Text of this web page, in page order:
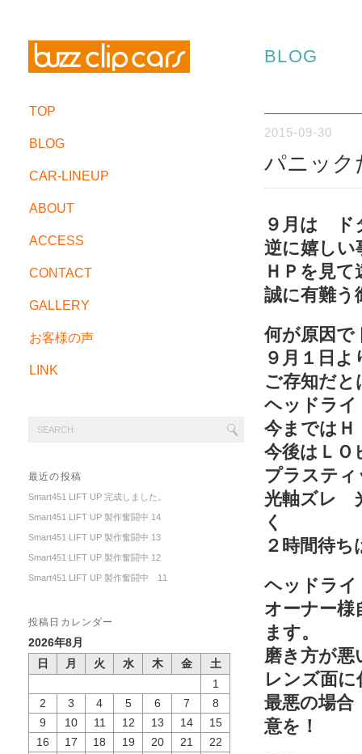
TOP
BLOG
CAR-LINEUP
ABOUT
ACCESS
CONTACT
GALLERY
お客様の声
LINK
最近の投稿
Smart451 LIFT UP 完成しました。
Smart451 LIFT UP 製作奮闘中 14
Smart451 LIFT UP 製作奮闘中 13
Smart451 LIFT UP 製作奮闘中 12
Smart451 LIFT UP 製作奮闘中 11
投稿日カレンダー
2026年8月
日
月 火 水 木 金
土
1
2
3 4 5 6 7
8
9
10 11 12 13 14
15
16
17 18 19 20 21
22
BLOG
2015-09-30
パニック
９月は ド
逆に嬉しい
ＨＰを見
誠に有難う
何が原因で
９月１日
ご存知だ
ヘッドライ
今まではＨ
今後はＬＯ
プラステ
光軸ズレ
く
２時間待
ヘッドライ
オーナー
ます。
磨き方が悪
レンズ面
最悪の場
意を！